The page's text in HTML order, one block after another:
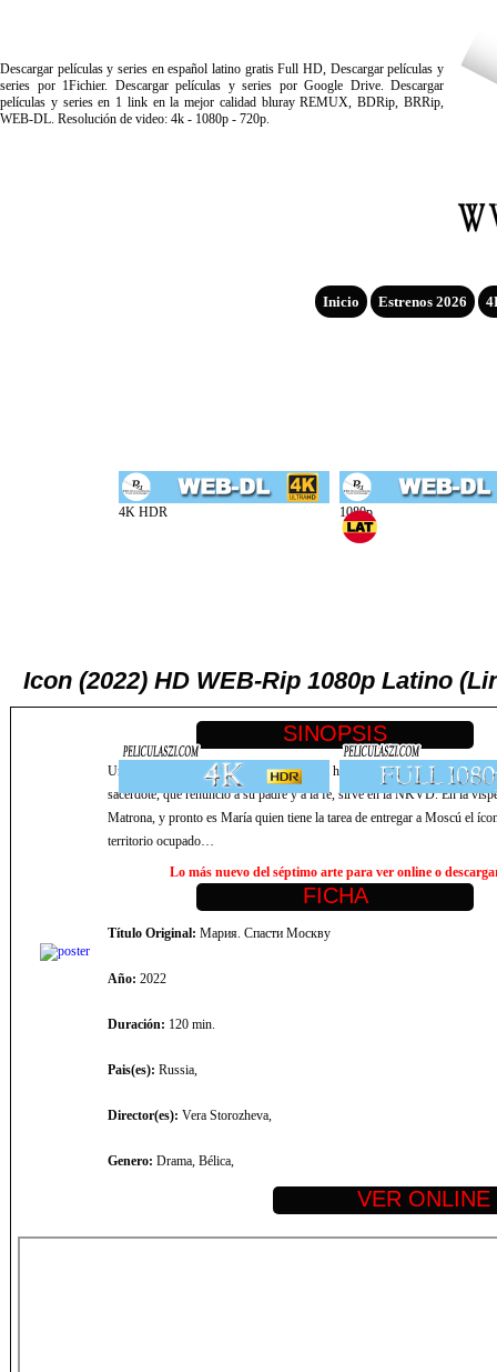
Descargar películas y series en español latino gratis Full HD, Descargar películas y
series por 1Fichier. Descargar películas y series por Google Drive. Descargar
películas y series en 1 link en la mejor calidad bluray REMUX, BDRip, BRRip,
WEB-DL. Resolución de video: 4k - 1080p - 720p.
Inicio Estrenos 2026
Icon (2022) HD WEB-Rip 1080p Latino
Un apasionante drama bélico que cuenta la historia de Maria Petrova, en
sacerdote, que renunció a su padre y a la fe, sirve en la NKVD. En la
Matrona, y pronto es María quien tiene la tarea de entregar a Moscú el
territorio ocupado…
Lo más nuevo del séptimo arte para ver online o
Título Original: Мария. Спасти Москву
Año: 2022
Duración: 120 min.
Pais(es): Russia,
Director(es): Vera Storozheva,
Genero: Drama, Bélica,